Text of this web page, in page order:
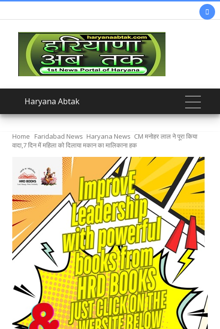

Haryana Abtak
Home Faridabad News Haryana News CM मनोहर लाल ने पूरा किया
वादा,7 दिन में महिला को दिलाया मकान का मालिकाना हक